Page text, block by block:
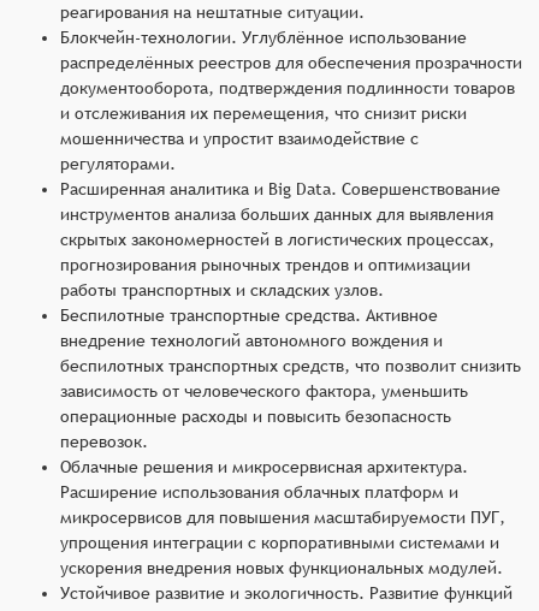
реагирования на нештатные ситуации.
Блокчейн-технологии. Углублённое использование
распределённых реестров для обеспечения прозрачности
документооборота, подтверждения подлинности товаров
и отслеживания их перемещения, что снизит риски
мошенничества и упростит взаимодействие с
регуляторами.
Расширенная аналитика и Big Data. Совершенствование
инструментов анализа больших данных для выявления
скрытых закономерностей в логистических процессах,
прогнозирования рыночных трендов и оптимизации
работы транспортных и складских узлов.
Беспилотные транспортные средства. Активное
внедрение технологий автономного вождения и
беспилотных транспортных средств, что позволит снизить
зависимость от человеческого фактора, уменьшить
операционные расходы и повысить безопасность
перевозок.
Облачные решения и микросервисная архитектура.
Расширение использования облачных платформ и
микросервисов для повышения масштабируемости ПУГ,
упрощения интеграции с корпоративными системами и
ускорения внедрения новых функциональных модулей.
Устойчивое развитие и экологичность. Развитие функций